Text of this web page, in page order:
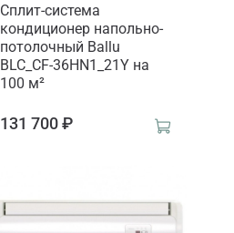
Сплит-система
кондиционер напольно-
потолочный Ballu
BLC_CF-36HN1_21Y на
100 м²
131 700 ₽